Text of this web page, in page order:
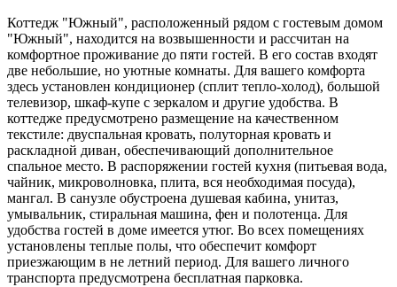
Коттедж "Южный", расположенный рядом с гостевым домом
"Южный", находится на возвышенности и рассчитан на
комфортное проживание до пяти гостей. В его состав входят
две небольшие, но уютные комнаты. Для вашего комфорта
здесь установлен кондиционер (сплит тепло-холод), большой
телевизор, шкаф-купе с зеркалом и другие удобства. В
коттедже предусмотрено размещение на качественном
текстиле: двуспальная кровать, полуторная кровать и
раскладной диван, обеспечивающий дополнительное
спальное место. В распоряжении гостей кухня (питьевая вода,
чайник, микроволновка, плита, вся необходимая посуда),
мангал. В санузле обустроена душевая кабина, унитаз,
умывальник, стиральная машина, фен и полотенца. Для
удобства гостей в доме имеется утюг. Во всех помещениях
установлены теплые полы, что обеспечит комфорт
приезжающим в не летний период. Для вашего личного
транспорта предусмотрена бесплатная парковка.